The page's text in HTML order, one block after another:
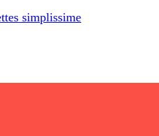
simplissime